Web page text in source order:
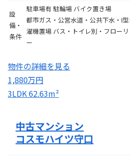
設
備・
条件
駐車場有 駐輪場 バイク置き場
都市ガス・公営水道・公共下水・I
濯機置場 バス・トイレ別・フロー
ー
物件の詳細を見る
1,880万円
3LDK62.63m²
中古マンション
コスモハイツ守口